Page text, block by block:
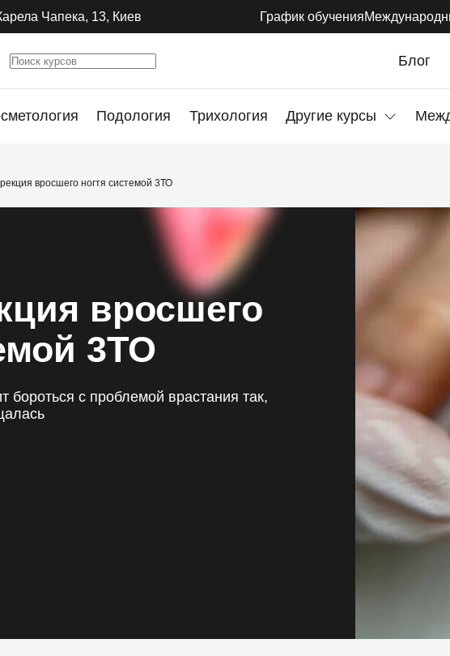
Чапека, 13, Киев График обучения
Блог
Подология Трихология Другие курсы
вросшего ногтя системой 3ТО
вросшего
3ТО
бороться с проблемой врастания так,